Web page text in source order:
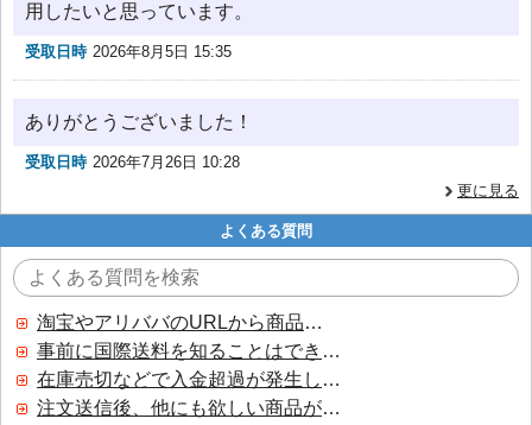
用したいと思っています。
受取日時 2026年8月5日 15:35
ありがとうございました！
受取日時 2026年7月26日 10:28
更に見る
よくある質問
淘宝やアリババのURLから商品を探すことはできますか？
事前に国際送料を知ることはできますか？
在庫売切などで入金超過が発生した場合はいつ返金されますか？
注文送信後、他にも欲しい商品が見つかった場合、追加注文できますか？